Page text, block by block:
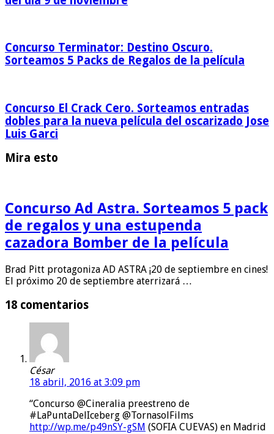
Concurso Terminator: Destino Oscuro.
Sorteamos 5 Packs de Regalos de la película
Concurso El Crack Cero. Sorteamos entradas
dobles para la nueva película del oscarizado Jose
Luis Garci
Mira esto
Concurso Ad Astra. Sorteamos 5 pack
de regalos y una estupenda
cazadora Bomber de la película
Brad Pitt protagoniza AD ASTRA ¡20 de septiembre en cines!
El próximo 20 de septiembre aterrizará …
18 comentarios
César
18 abril, 2016 at 3:09 pm
“Concurso @Cineralia preestreno de
#LaPuntaDelIceberg @TornasolFilms
http://wp.me/p49nSY-gSM (SOFIA CUEVAS) en Madrid